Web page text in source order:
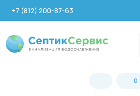
+7 (812) 200-87-63
0